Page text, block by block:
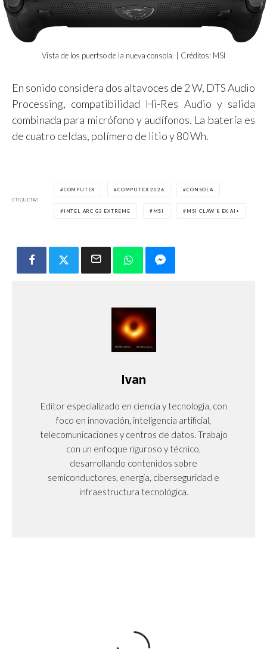
Vista de los puertso de la nueva consola. | Créditos: MSI
En sonido considera dos altavoces de 2 W, DTS Audio
Processing, compatibilidad Hi-Res Audio y salida
combinada para micrófono y audífonos. La batería es
de cuatro celdas, polímero de litio y 80 Wh.
ETIQUETAS
COMPUTEX COMPUTEX 2026 CONSOLA
INTEL ARC G3 EXTREME MSI MSI CLAW 8 EX AI+
Ivan
Editor especializado en ciencia y tecnología, con
foco en innovación, inteligencia artificial,
telecomunicaciones y centros de datos. Trabajo
con un enfoque riguroso y técnico,
desarrollando contenidos sobre
semiconductores, energía, ciberseguridad e
infraestructura tecnológica.